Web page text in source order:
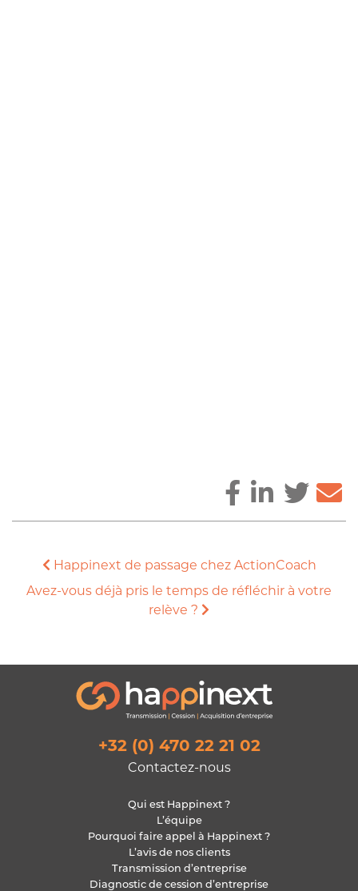
Happinext de passage chez ActionCoach
Avez-vous déjà pris le temps de réfléchir à votre
relève ?
+32 (0) 470 22 21 02
Contactez-nous
Qui est Happinext ?
L’équipe
Pourquoi faire appel à Happinext ?
L’avis de nos clients
Transmission d’entreprise
Diagnostic de cession d’entreprise